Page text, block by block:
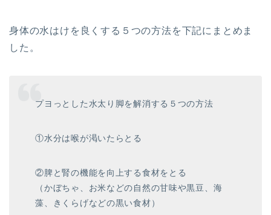
身体の水はけを良くする５つの方法を下記にまとめま
した。
プヨっとした水太り脚を解消する５つの方法
①水分は喉が渇いたらとる
②脾と腎の機能を向上する食材をとる
（かぼちゃ、お米などの自然の甘味や黒豆、海
藻、きくらげなどの黒い食材）